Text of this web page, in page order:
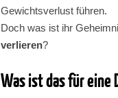
Gewichtsverlust führen.
Doch was ist ihr
verlieren?
Was ist das für eine